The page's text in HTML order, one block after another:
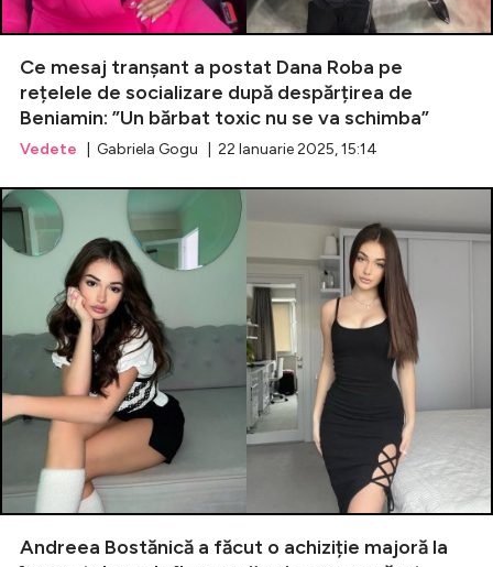
Ce mesaj tranșant a postat Dana Roba pe
rețelele de socializare după despărțirea de
Beniamin: ”Un bărbat toxic nu se va schimba”
Vedete | Gabriela Gogu | 22 Ianuarie 2025, 15:14
Andreea Bostănică a făcut o achiziție majoră la